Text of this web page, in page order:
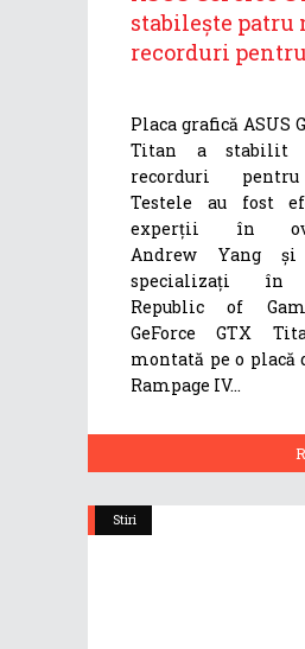
stabilește patru
recorduri
Placa grafică ASUS
Titan a stabilit
recorduri
Testele au fost
experții în
Andrew Yang și
specializați în
Republic of
GeForce GTX
montată pe o placă
Rampage IV
Stiri